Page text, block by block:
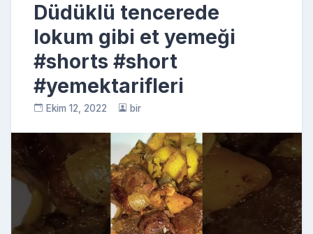
Düdüklü tencerede
lokum gibi et yemeği
#shorts #short
#yemektarifleri
Ekim 12, 2022 bir